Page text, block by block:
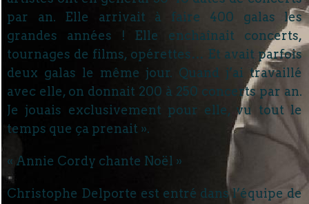
par an. Elle arrivait à faire 400 galas les
grandes années ! Elle enchaînait concerts,
tournages de films, opérettes… Et avait parfois
deux galas le même jour. Quand j’ai travaillé
avec elle, on donnait 200 à 250 concerts par an.
Je jouais exclusivement pour elle, vu tout le
temps que ça prenait ».
« Annie Cordy chante Noël »
Christophe Delporte est entré dans l’équipe de